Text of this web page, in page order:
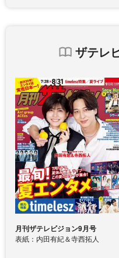
ザテレ
月刊ザテレビジョン9月号
表紙：内田有紀＆寺西拓人